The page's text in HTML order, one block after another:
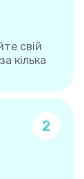
свій
кілька
2